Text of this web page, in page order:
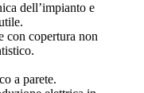
dell’impianto e
con copertura non
a parete.